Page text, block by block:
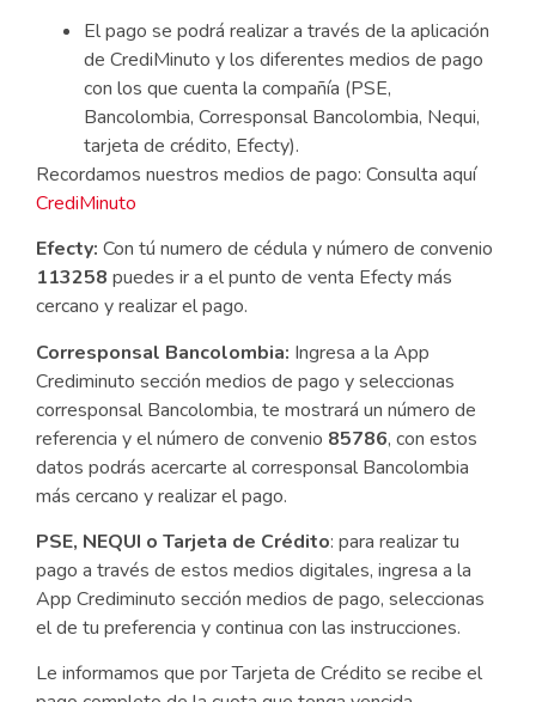
El pago se podrá realizar a través de la aplicación
de CrediMinuto y los diferentes medios de pago
con los que cuenta la compañía (PSE,
Bancolombia, Corresponsal Bancolombia, Nequi,
tarjeta de crédito, Efecty).
Recordamos nuestros medios de pago: Consulta aquí
CrediMinuto
Efecty: Con tú numero de cédula y número de convenio
113258 puedes ir a el punto de venta Efecty más
cercano y realizar el pago.
Corresponsal Bancolombia: Ingresa a la App
Crediminuto sección medios de pago y seleccionas
corresponsal Bancolombia, te mostrará un número de
referencia y el número de convenio 85786, con estos
datos podrás acercarte al corresponsal Bancolombia
más cercano y realizar el pago.
PSE, NEQUI o Tarjeta de Crédito: para realizar tu
pago a través de estos medios digitales, ingresa a la
App Crediminuto sección medios de pago, seleccionas
el de tu preferencia y continua con las instrucciones.
Le informamos que por Tarjeta de Crédito se recibe el